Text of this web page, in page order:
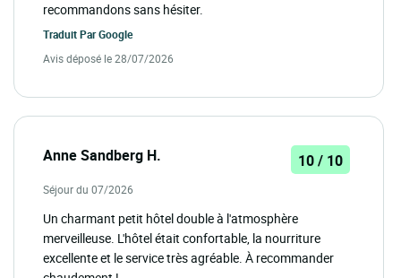
recommandons sans hésiter.
Traduit ParGoogle
Avis déposé le 28/07/2026
Anne Sandberg H. 10 / 10
Séjour du 07/2026
Un charmant petit hôtel double à l'atmosphère
merveilleuse. L'hôtel était confortable, la nourriture
excellente et le service très agréable. À recommander